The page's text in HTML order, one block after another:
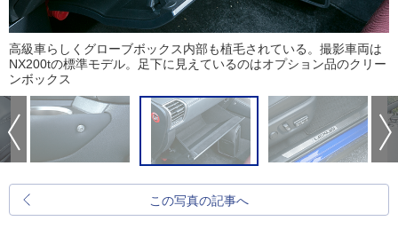
高級車らしくグローブボックス内部も植毛されている。撮影車両は
NX200tの標準モデル。足下に見えているのはオプション品のクリー
ンボックス
この写真の記事へ